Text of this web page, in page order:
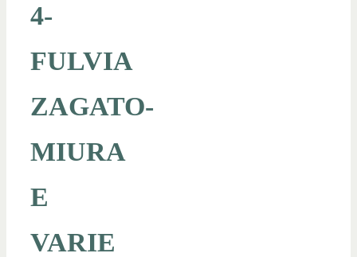
4-
FULVIA
ZAGATO-
MIURA
E
VARIE